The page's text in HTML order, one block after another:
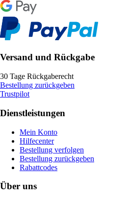
Versand und Rückgabe
30 Tage Rückgaberecht
Bestellung zurückgeben
Trustpilot
Dienstleistungen
Mein Konto
Hilfecenter
Bestellung verfolgen
Bestellung zurückgeben
Rabattcodes
Über uns